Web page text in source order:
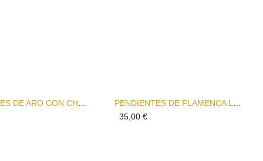
PENDIENTES DE ARO CON CHARMS INTERCAMBIABLES DE COLOR UY!
PENDIENTES DE FLAMENCA LA CARMEN
35,00€